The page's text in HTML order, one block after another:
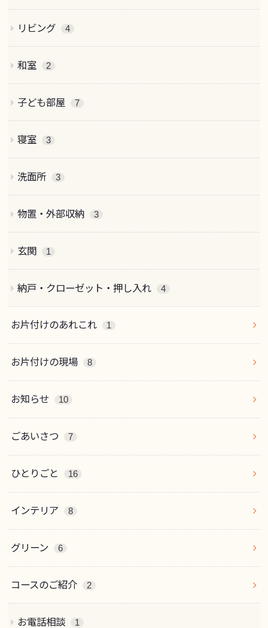
リビング 4
和室 2
子ども部屋 7
寝室 3
洗面所 3
物置・外部収納 3
玄関 1
納戸・クローゼット・押し入れ 4
お片付けのあれこれ 1
お片付けの現場 8
お知らせ 10
ごあいさつ 7
ひとりごと 16
インテリア 8
グリーン 6
コースのご紹介 2
お電話相談 1